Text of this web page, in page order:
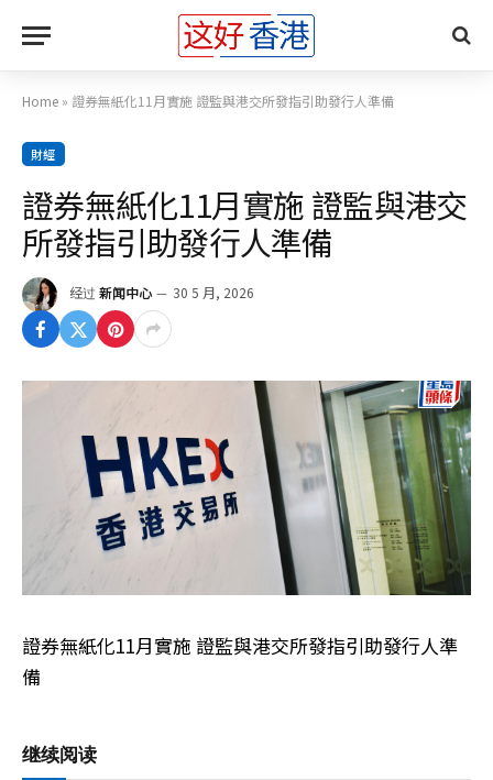
Home » 證券無紙化11月實施 證監與港交所發指引助發行人準備
財經
證券無紙化11月實施 證監與港交
所發指引助發行人準備
经过 新闻中心 30 5 月, 2026
證券無紙化11月實施 證監與港交所發指引助發行人準
備
继续阅读